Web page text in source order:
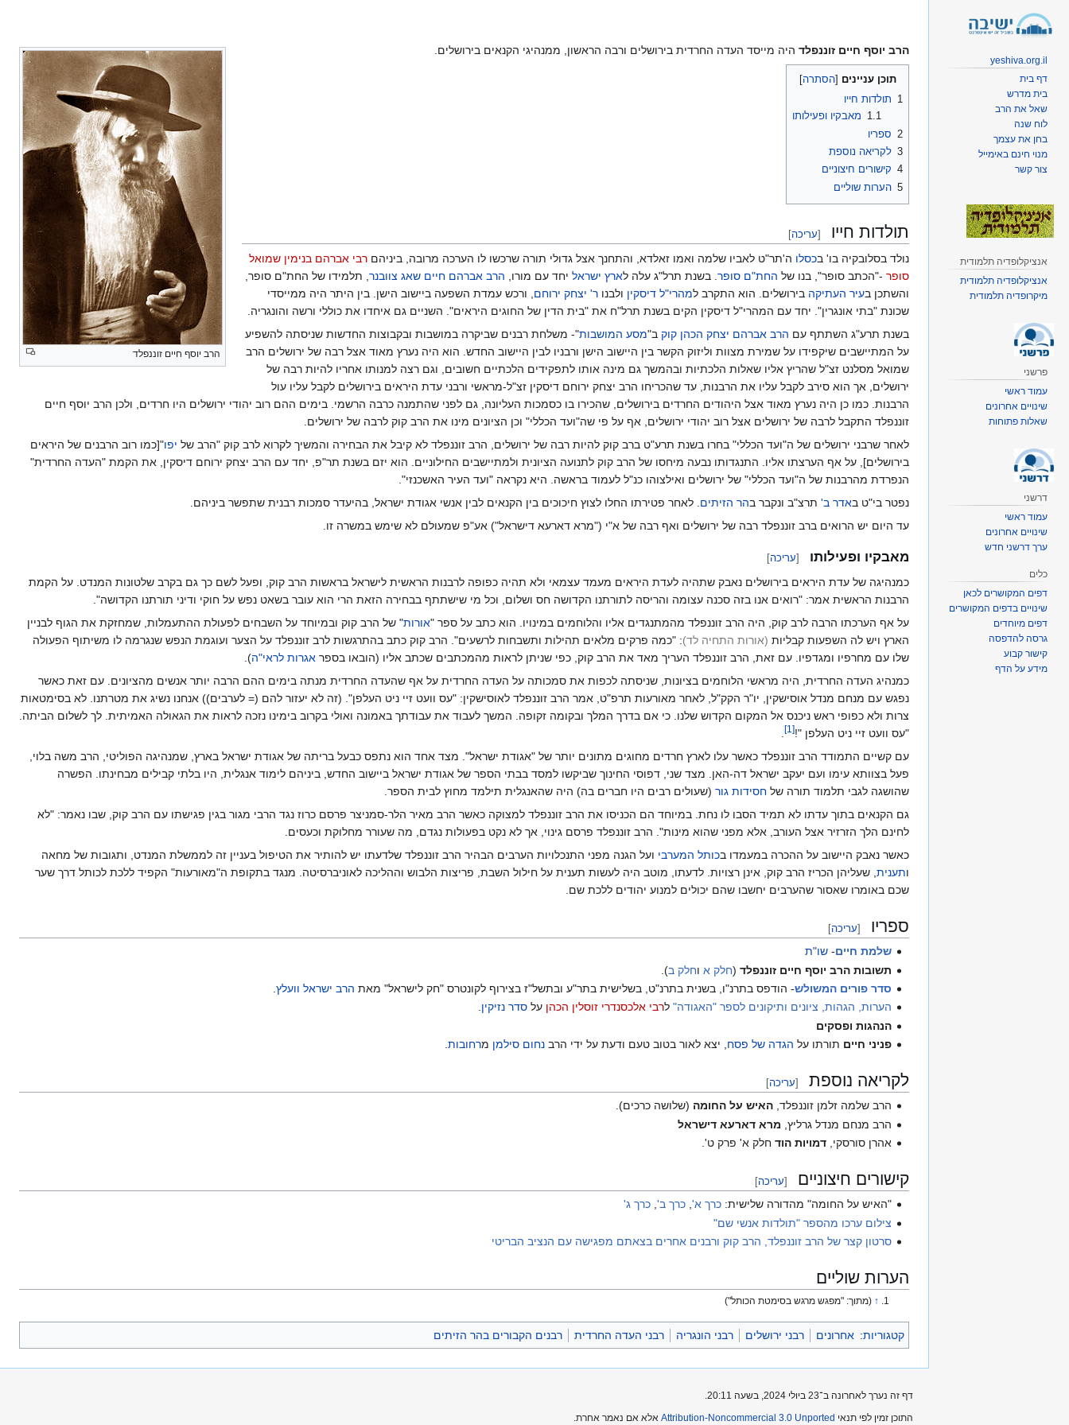
הרב יוסף חיים זוננפלד
הרב יוסף חיים זוננפלד היה מייסד העדה החרדית בירושלים ורבה הראשון, ממנהיגי הקנאים בירושלים.
תוכן עניינים
1 תולדות חייו
1.1 מאבקיו ופעילותו
2 ספריו
3 לקריאה נוספת
4 קישורים חיצוניים
5 הערות שוליים
תולדות חייו [עריכה]
נולד בסלובקיה בו' בכסלו ה'תר"ט לאביו שלמה ואמו זאלדא, והתחנך אצל גדולי תורה שרכשו לו הערכה מרובה, ביניהם רבי אברהם בנימין שמואל
סופר -"הכתב סופר", בנו של החת"ם סופר. בשנת תרל"ג עלה לארץ ישראל יחד עם מורו, הרב אברהם חיים שאג צוובנר, תלמידו של החת"ם סופר,
והשתכן בעיר העתיקה בירושלים. הוא התקרב למהרי"ל דיסקין ולבנו ר' יצחק ירוחם, ורכש עמדת השפעה ביישוב הישן. בין היתר היה ממייסדי
שכונת "בתי אונגרין". יחד עם המהרי"ל דיסקין הקים בשנת תרל"ח את "בית הדין של החוגים היראים". השניים גם איחדו את כוללי ורשה והונגריה.
בשנת תרע"ג השתתף עם הרב אברהם יצחק הכהן קוק ב"מסע המושבות"- משלחת רבנים שביקרה במושבות ובקבוצות החדשות שניסתה להשפיע
על המתיישבים שיקפידו על שמירת מצוות וליזוק הקשר בין היישוב הישן ורבניו לבין היישוב החדש. הוא היה נערץ מאוד אצל רבה של ירושלים הרב
שמואל מסלנט זצ"ל שהריץ אליו שאלות הלכתיות ובהמשך גם מינה אותו לתפקידים הלכתיים חשובים, וגם רצה למנותו אחריו להיות רבה של
ירושלים, אך הוא סירב לקבל עליו את הרבנות, עד שהכריחו הרב יצחק ירוחם דיסקין זצ"ל-מראשי ורבני עדת היראים בירושלים לקבל עליו עול
הרבנות. כמו כן היה נערץ מאוד אצל היהודים החרדים בירושלים, שהכירו בו כסמכות העליונה, גם לפני שהתמנה כרבה הרשמי. בימים ההם רוב יהודי ירושלים היו חרדים, ולכן הרב יוסף חיים
זוננפלד התקבל לרבה של ירושלים אצל רוב יהודי ירושלים, אף על פי שה"ועד הכללי" וכן הציונים מינו את הרב קוק לרבה של ירושלים.
לאחר שרבני ירושלים של ה"ועד הכללי" בחרו בשנת תרע"ט ברב קוק להיות רבה של ירושלים, הרב זוננפלד לא קיבל את הבחירה והמשיך לקרוא לרב קוק "הרב של יפו"[כמו רוב הרבנים של היראים
בירושלים], על אף הערצתו אליו. התנגדותו נבעה מיחסו של הרב קוק לתנועה הציונית ולמתיישבים החילוניים. הוא יזם בשנת תר"פ, יחד עם הרב יצחק ירוחם דיסקין, את הקמת "העדה החרדית"
הנפרדת מהרבנות של ה"ועד הכללי" של ירושלים ואילצוהו כנ"ל לעמוד בראשה. היא נקראה "ועד העיר האשכנזי".
נפטר בי"ט באדר ב' תרצ"ב ונקבר בהר הזיתים. לאחר פטירתו החלו לצוץ חיכוכים בין הקנאים לבין אנשי אגודת ישראל, בהיעדר סמכות רבנית שתפשר ביניהם.
עד היום יש הרואים ברב זוננפלד רבה של ירושלים ואף רבה של א"י ("מרא דארעא דישראל") אע"פ שמעולם לא שימש במשרה זו.
מאבקיו ופעילותו [עריכה]
כמנהיגה של עדת היראים בירושלים נאבק שתהיה לעדת היראים מעמד עצמאי ולא תהיה כפופה לרבנות הראשית לישראל בראשות הרב קוק, ופעל לשם כך גם בקרב שלטונות המנדט. על הקמת
הרבנות הראשית אמר: "רואים אנו בזה סכנה עצומה והריסה לתורתנו הקדושה חס ושלום, וכל מי שישתתף בבחירה הזאת הרי הוא עובר בשאט נפש על חוקי ודיני תורתנו הקדושה".
על אף הערכתו הרבה לרב קוק, היה הרב זוננפלד מהמתנגדים אליו והלוחמים במינויו. הוא כתב על ספר "אורות" של הרב קוק ובמיוחד על השבחים לפעולת ההתעמלות, שמחזקת את הגוף לבניין
הארץ ויש לה השפעות קבליות (אורות התחיה לד): "כמה פרקים מלאים תהילות ותשבחות לרשעים". הרב קוק כתב בהתרגשות לרב זוננפלד על הצער ועוגמת הנפש שנגרמה לו משיתוף הפעולה
שלו עם מחרפיו ומגדפיו. עם זאת, הרב זוננפלד העריך מאד את הרב קוק, כפי שניתן לראות מהמכתבים שכתב אליו (הובאו בספר אגרות לראי"ה).
כמנהיג העדה החרדית, היה מראשי הלוחמים בציונות, שניסתה לכפות את סמכותה על העדה החרדית על אף שהעדה החרדית מנתה בימים ההם הרבה יותר אנשים מהציונים. עם זאת כאשר
נפגש עם מנחם מנדל אוסישקין, יו"ר הקק"ל, לאחר מאורעות תרפ"ט, אמר הרב זוננפלד לאוסישקין: "עס וועט זיי ניט העלפן". (זה לא יעזור להם (= לערבים)) אנחנו נשיג את מטרתנו. לא בסימטאות
צרות ולא כפופי ראש ניכנס אל המקום הקדוש שלנו. כי אם בדרך המלך ובקומה זקופה. המשך לעבוד את עבודתך באמונה ואולי בקרוב בימינו נזכה לראות את הגאולה האמיתית. לך לשלום הביתה.
"עס וועט זיי ניט העלפן "![
1
]
עם קשיים התמודד הרב זוננפלד כאשר עלו לארץ חרדים מחוגים מתונים יותר של "אגודת ישראל". מצד אחד הוא נתפס כבעל בריתה של אגודת ישראל בארץ, שמנהיגה הפוליטי, הרב משה בלוי,
פעל בצוותא עימו ועם יעקב ישראל דה-האן. מצד שני, דפוסי החינוך שביקשו למסד בבתי הספר של אגודת ישראל ביישוב החדש, ביניהם לימוד אנגלית, היו בלתי קבילים מבחינתו. הפשרה
שהושגה לגבי תלמוד תורה של חסידות גור (שעולים רבים היו חברים בה) היה שהאנגלית תילמד מחוץ לבית הספר.
גם הקנאים בתוך עדתו לא תמיד הסבו לו נחת. במיוחד הם הכניסו את הרב זוננפלד למצוקה כאשר הרב מאיר הלר-סמניצר פרסם כרוז נגד הרבי מגור בגין פגישתו עם הרב קוק, שבו נאמר: "לא
לחינם הלך הזרזיר אצל העורב, אלא מפני שהוא מינות". הרב זוננפלד פרסם גינוי, אך לא נקט בפעולות נגדם, מה שעורר מחלוקת וכעסים.
כאשר נאבק היישוב על ההכרה במעמדו בכותל המערבי ועל הגנה מפני התנכלויות הערבים הבהיר הרב זוננפלד שלדעתו יש להותיר את הטיפול בעניין זה לממשלת המנדט, ותגובות של מחאה
ותענית , שעליהן הכריז הרב קוק, אינן רצויות. לדעתו, מוטב היה לעשות תענית על חילול השבת, פריצות הלבוש וההליכה לאוניברסיטה. מנגד בתקופת ה"מאורעות" הקפיד ללכת לכותל דרך שער
שכם באומרו שאסור שהערבים יחשבו שהם יכולים למנוע יהודים ללכת שם.
ספריו [עריכה]
שלמת חיים-שו"ת
תשובות הרב יוסף חיים זוננפלד (חלק א וחלק ב).
סדר פורים המשולש- הודפס בתרנ"ו, בשנית בתרנ"ט, בשלישית בתר"ע ובתשל"ז בצירוף לקונטרס "חק לישראל" מאת הרב ישראל וועלץ
הערות, הגהות, ציונים ותיקונים לספר "האגודה" לרבי אלכסנדרי זוסלין הכהן עלסדר נזיקין.
הנהגות ופסקים
פניני חיים תורתו על הגדה של פסח , יצא לאור בטוב טעם ודעת על ידי הרבנחום סילמן מרחובות
לקריאה נוספת [עריכה]
הרב שלמה זלמן זוננפלד,האיש על החומה (שלושה כרכים).
הרב מנחם מנדל גרליץ, מרא דארעא דישראל
אהרן סורסקי,דמויות הוד חלק א' פרק ט'.
קישורים חיצוניים [עריכה]
"האיש על החומה" מהדורה שלישית:כרך א',כרך ב',כרך ג'
צילום ערכו מהספר "תולדות אנשי שם"
סרטון קצר של הרב זוננפלד, הרב קוק ורבנים אחרים בצאתם מפגישה עם הנציב הבריטי
הערות שוליים
↑ (מתוך: "מפגש מרגש בסימטת הכותל")
קטגוריות: אחרונים רבני ירושלים רבני הונגריה רבני העדה החרדית רבנים הקבורים בהר הזיתים
yeshiva.org.il
דף בית
בית מדרש
שאל את הרב
לוח שנה
בחן את עצמך
מנוי חינם באימייל
צור קשר
אנציקלופדיה תלמודית
אנציקלופדיה תלמודית
מיקרופדיה תלמודית
פרשני
עמוד ראשי
שינויים אחרונים
שאלות פתוחות
דרשני
עמוד ראשי
שינויים אחרונים
ערך דרשני חדש
כלים
דפים המקושרים לכאן
שינויים בדפים המקושרים
דפים מיוחדים
גרסה להדפסה
קישור קבוע
מידע על הדף
דף זה נערך לאחרונה ב־23 ביולי 2024, בשעה 20:11.
התוכן זמין לפי תנאי Attribution-Noncommercial 3.0 Unported אלא אם נאמר אחרת.